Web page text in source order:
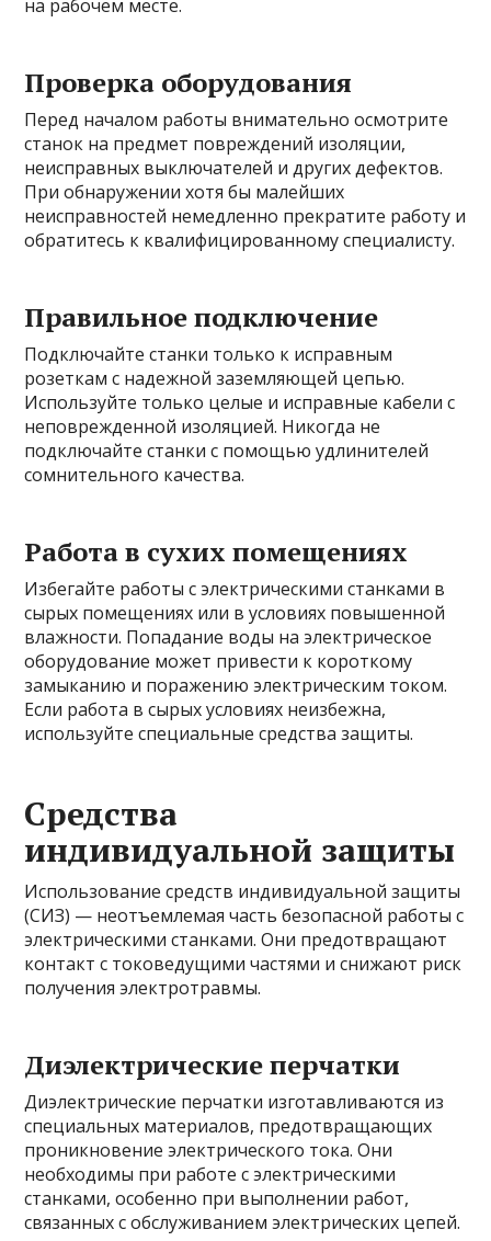
на рабочем месте.
Проверка оборудования
Перед началом работы внимательно осмотрите
станок на предмет повреждений изоляции,
неисправных выключателей и других дефектов.
При обнаружении хотя бы малейших
неисправностей немедленно прекратите работу и
обратитесь к квалифицированному специалисту.
Правильное подключение
Подключайте станки только к исправным
розеткам с надежной заземляющей цепью.
Используйте только целые и исправные кабели с
неповрежденной изоляцией. Никогда не
подключайте станки с помощью удлинителей
сомнительного качества.
Работа в сухих помещениях
Избегайте работы с электрическими станками в
сырых помещениях или в условиях повышенной
влажности. Попадание воды на электрическое
оборудование может привести к короткому
замыканию и поражению электрическим током.
Если работа в сырых условиях неизбежна,
используйте специальные средства защиты.
Средства
индивидуальной защиты
Использование средств индивидуальной защиты
(СИЗ) — неотъемлемая часть безопасной работы с
электрическими станками. Они предотвращают
контакт с токоведущими частями и снижают риск
получения электротравмы.
Диэлектрические перчатки
Диэлектрические перчатки изготавливаются из
специальных материалов, предотвращающих
проникновение электрического тока. Они
необходимы при работе с электрическими
станками, особенно при выполнении работ,
связанных с обслуживанием электрических цепей.